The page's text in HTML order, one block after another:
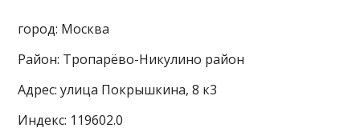
город: Москва
Район: Тропарёво-Никулино район
Адрес: улица Покрышкина, 8 к3
Индекс: 119602.0